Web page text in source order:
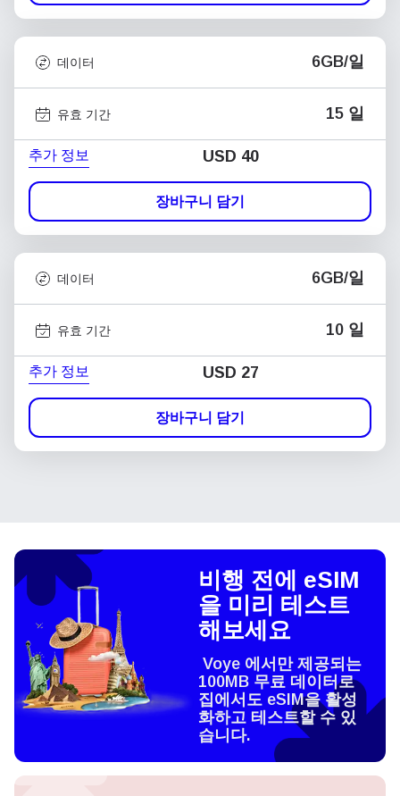
데이터 6GB/일
유효 기간 15 일
추가 정보 USD 40
장바구니 담기
데이터 6GB/일
유효 기간 10 일
추가 정보 USD 27
장바구니 담기
비행 전에 eSIM
을 미리 테스트
해보세요
Voye 에서만 제공되는
100MB 무료 데이터로
집에서도 eSIM을 활성
화하고 테스트할 수 있
습니다.